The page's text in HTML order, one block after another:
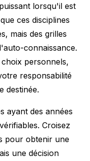
lorsqu'il est
ces disciplines
mais des grilles
connaissance.
personnels,
responsabilité
destinée.
ayant des années
Croisez
pour obtenir une
une décision